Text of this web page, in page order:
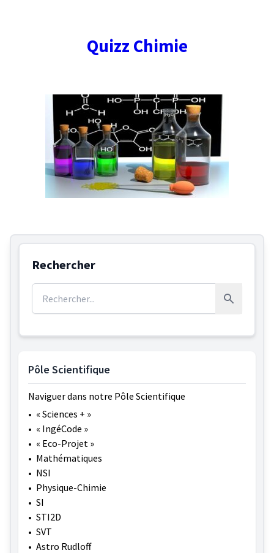
Quizz Chimie
Rechercher
Rechercher
Pôle Scientifique
Naviguer dans notre Pôle Scientifique
• « Sciences + »
• « IngéCode »
• « Eco-Projet »
• Mathématiques
• NSI
• Physique-Chimie
• SI
• STI2D
• SVT
• Astro Rudloff